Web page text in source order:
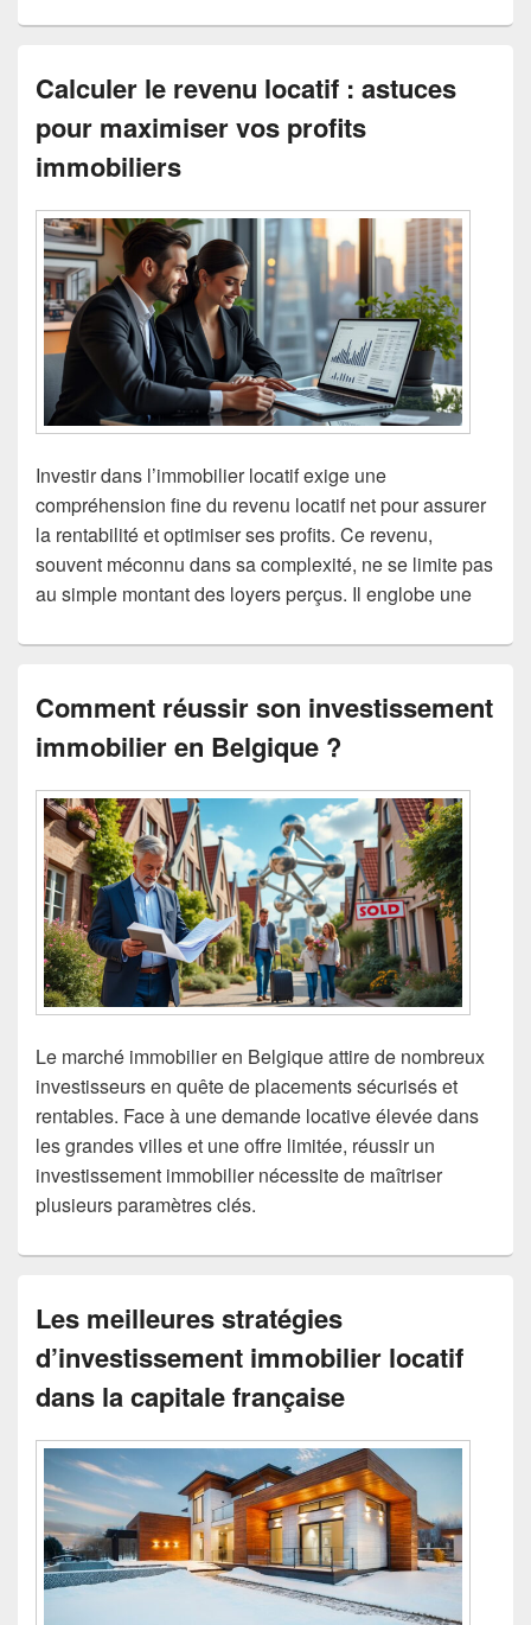
Calculer le revenu locatif : astuces
pour maximiser vos profits
immobiliers
Investir dans l’immobilier locatif exige une
compréhension fine du revenu locatif net pour assurer
la rentabilité et optimiser ses profits. Ce revenu,
souvent méconnu dans sa complexité, ne se limite pas
au simple montant des loyers perçus. Il englobe une
Comment réussir son investissement
immobilier en Belgique ?
Le marché immobilier en Belgique attire de nombreux
investisseurs en quête de placements sécurisés et
rentables. Face à une demande locative élevée dans
les grandes villes et une offre limitée, réussir un
investissement immobilier nécessite de maîtriser
plusieurs paramètres clés.
Les meilleures stratégies
d’investissement immobilier locatif
dans la capitale française